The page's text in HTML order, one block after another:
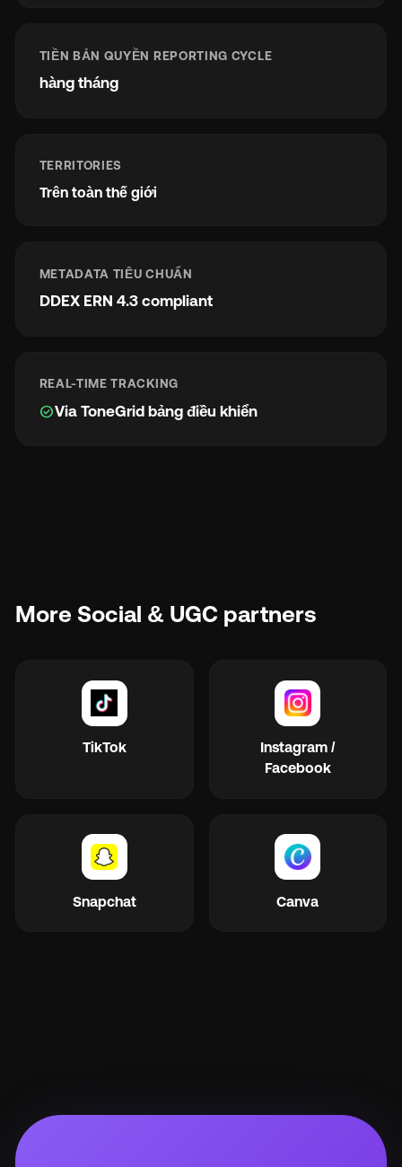
TIỀN BẢN QUYỀN REPORTING CYCLE
hàng tháng
TERRITORIES
Trên toàn thế giới
METADATA TIÊU CHUẨN
DDEX ERN 4.3 compliant
REAL-TIME TRACKING
check_circleVia ToneGrid bảng điều khiển
More Social & UGC partners
TikTok
Instagram /
Facebook
Snapchat Canva